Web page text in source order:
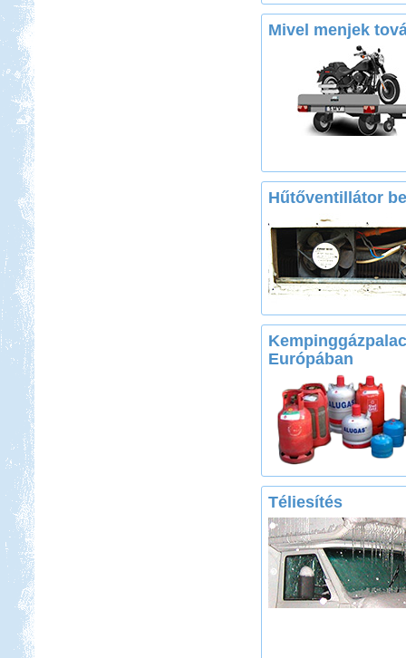
Mivel menjek
Hűtőventillátor
Európában
Téliesítés